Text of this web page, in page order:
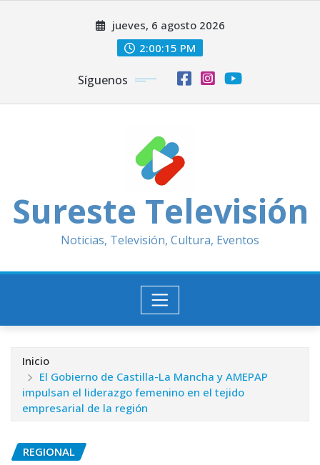
jueves, 6 agosto 2026
2:00:17 PM
Síguenos
Sureste Televisión
Noticias, Televisión, Cultura, Eventos
Inicio
El Gobierno de Castilla-La Mancha y AMEPAP
impulsan el liderazgo femenino en el tejido
empresarial de la región
REGIONAL